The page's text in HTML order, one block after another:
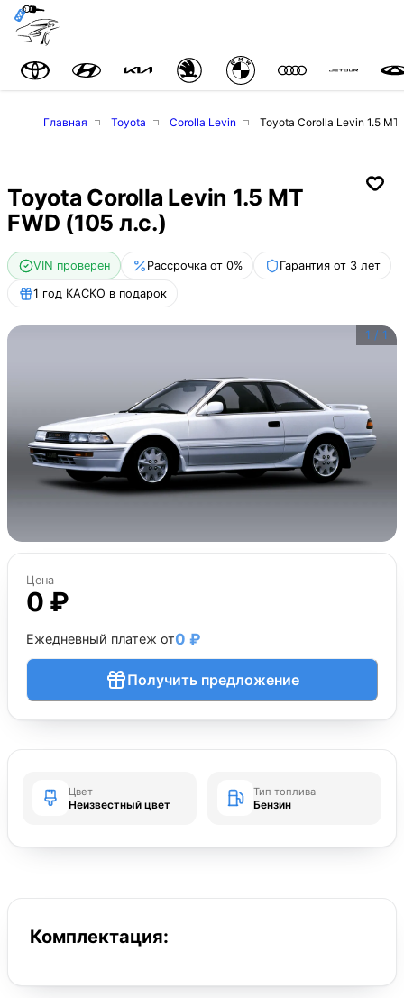
Главная Toyota Corolla Levin Toyota Corolla Levin 1.5 MT
Toyota Corolla Levin 1.5 MT
FWD (105 л.с.)
VIN проверен Рассрочка от 0% Гарантия от 3 лет
1 год КАСКО в подарок
1 / 1
Цена
0 ₽
Ежедневный платеж от0 ₽
Получить предложение
Цвет
Неизвестный цвет
Тип топлива
Бензин
Комплектация: